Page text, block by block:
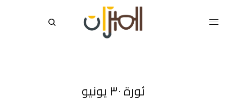
ثورة ٣٠ يونيو